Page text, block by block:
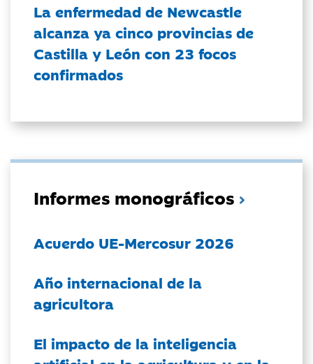
La enfermedad de Newcastle
alcanza ya cinco provincias de
Castilla y León con 23 focos
confirmados
Informes monográficos
Acuerdo UE-Mercosur 2026
Año internacional de la
agricultora
El impacto de la inteligencia